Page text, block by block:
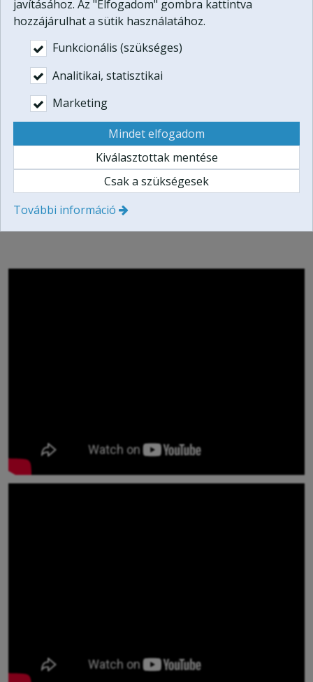
szép kártyával is megoldható)!
Helyeztesse el
ajándékutalványunkon!
Ez az élményajándék megvásárolható Szép Kártya
(szabadidő alszámla) segítségével is!
javításához. Az "Elfogadom" gombra kattintva
hozzájárulhat a sütik használatához.
Funkcionális (szükséges)
Analitikai, statisztikai
Marketing
Mindet elfogadom
Kiválasztottak mentése
Csak a szükségesek
További információ